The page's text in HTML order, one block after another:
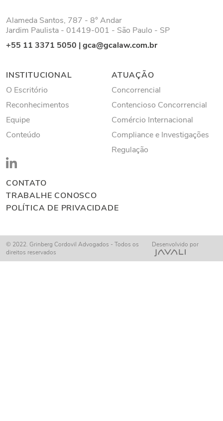
Alameda Santos, 787 - 8° Andar
Jardim Paulista - 01419-001 - São Paulo - SP
+55 11 3371 5050 |gca@gcalaw.com.br
INSTITUCIONAL
O Escritório
Reconhecimentos
Equipe
Conteúdo
ATUAÇÃO
Concorrencial
Contencioso Concorrencial
Comércio Internacional
Compliance e Investigações
Regulação
CONTATO
TRABALHE CONOSCO
POLÍTICA DE PRIVACIDADE
© 2022. Grinberg Cordovil Advogados - Todos os
direitos reservados
Desenvolvido por